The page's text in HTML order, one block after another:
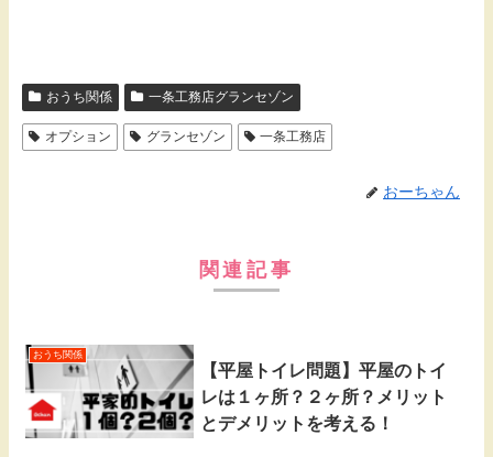
おうち関係 一条工務店グランセゾン
オプション グランセゾン 一条工務店
おーちゃん
関連記事
おうち関係
【平屋トイレ問題】平屋のトイ
レは１ヶ所？２ヶ所？メリット
とデメリットを考える！